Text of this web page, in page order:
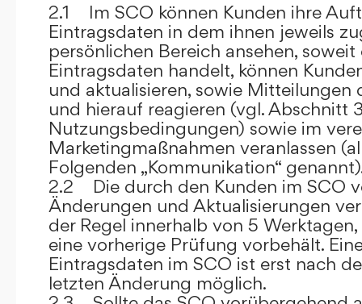
2.1 Im SCO können Kunden ihre
Eintragsdaten in dem ihnen jeweils
persönlichen Bereich ansehen,
Eintragsdaten handelt, können
und aktualisieren, sowie Mitteilungen
und hierauf reagieren (vgl. Abschnitt
Nutzungsbedingungen) sowie im
Marketingmaßnahmen veranlassen
Folgenden „Kommunikation“
2.2 Die durch den Kunden im SCO
Änderungen und Aktualisierungen
der Regel innerhalb von 5
eine vorherige Prüfung vorbehält.
Eintragsdaten im SCO ist erst nach
letzten Änderung möglich.